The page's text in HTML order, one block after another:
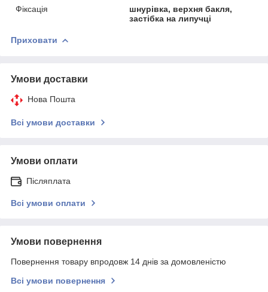
Фіксація
шнурівка, верхня бакля,
застібка на липучці
Приховати
Умови доставки
Нова Пошта
Всі умови доставки
Умови оплати
Післяплата
Всі умови оплати
Умови повернення
Повернення товару впродовж 14 днів за домовленістю
Всі умови повернення